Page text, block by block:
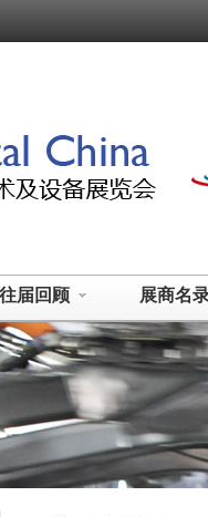
往届回顾 展商名